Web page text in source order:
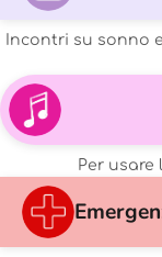
Incontri su sonno
Per usare